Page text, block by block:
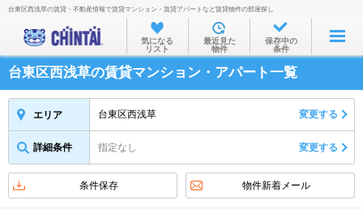
お部屋を探す
沿線・駅から
住所から
物件特集から
不動産会社から
台東区西浅草の賃貸・不動産情報で賃貸マンション・賃貸アパートなど賃貸物件の部屋探し
気になる
リスト
最近見た
物件
保存中の
条件
台東区西浅草の賃貸マンション・アパート一覧
エリア 台東区西浅草 変更する
詳細条件 指定なし 変更する
条件保存 物件新着メール